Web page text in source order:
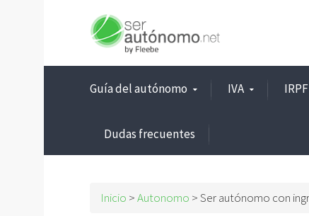
Guía del autónomo IVA IRPF
Dudas frecuentes
Inicio >Autonomo >Ser autónomo con